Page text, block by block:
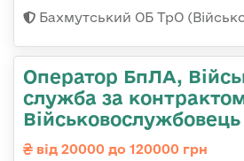
Бахмутський ОБ ТрО
Оператор БпЛА,
служба за
від 20000 до 120000 грн